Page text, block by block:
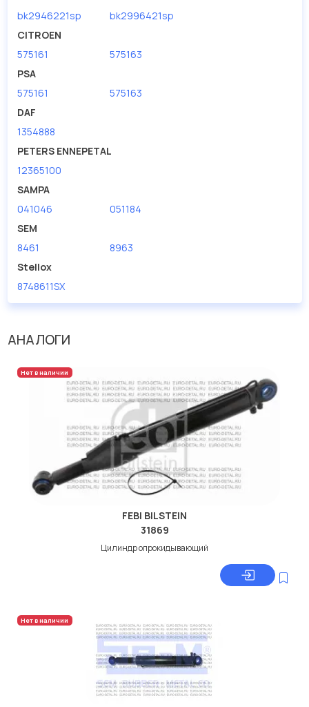
bk2946221sp
bk2996421sp
CITROEN
575161
575163
PSA
575161
575163
DAF
1354888
PETERS ENNEPETAL
12365100
SAMPA
041046
051184
SEM
8461
8963
Stellox
8748611SX
АНАЛОГИ
Нет в наличии
FEBI BILSTEIN
31869
Цилиндр опрокидывающий
Нет в наличии